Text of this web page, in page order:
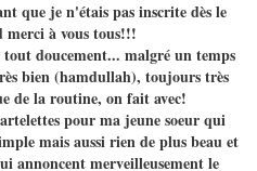
que je n'étais pas inscrite dès le
à vous tous!!!
doucement... malgré un temps
bien (hamdullah), toujours très
de la routine, on fait avec!
pour ma jeune soeur qui
mais aussi rien de plus beau et
annoncent merveilleusement le